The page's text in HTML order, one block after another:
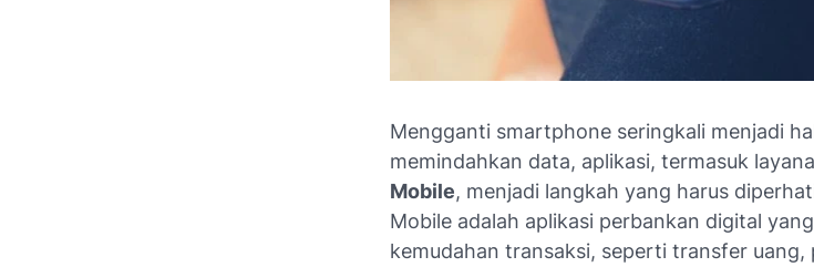
Mengganti smartphone seringkali menjadi
memindahkan data, aplikasi, termasuk
Mobile, menjadi langkah yang harus
Mobile adalah aplikasi perbankan digital
kemudahan transaksi, seperti transfer uang,